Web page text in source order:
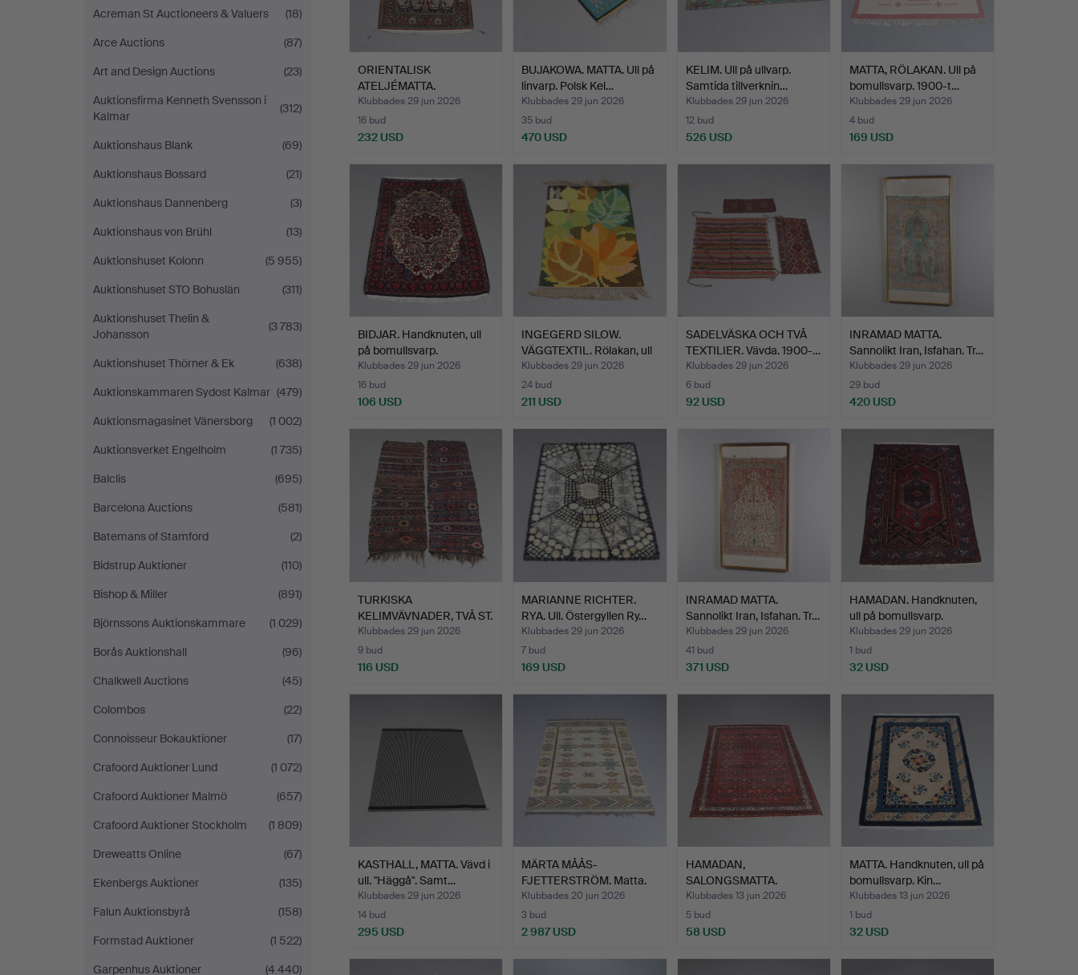
Acreman St Auctioneers & Valuers
(18)
Arce Auctions
(87)
Art and Design Auctions
(23)
Auktionsfirma Kenneth Svensson i
Kalmar
(312)
Auktionshaus Blank
(69)
Auktionshaus Bossard
(21)
Auktionshaus Dannenberg
(3)
Auktionshaus von Brühl
(13)
Auktionshuset Kolonn
(5 955)
Auktionshuset STO Bohuslän
(311)
Auktionshuset Thelin &
Johansson
(3 783)
Auktionshuset Thörner & Ek
(638)
Auktionskammaren Sydost Kalmar (479)
Auktionsmagasinet Vänersborg
(1 002)
Auktionsverket Engelholm
(1 735)
Balclis
(695)
Barcelona Auctions
(581)
Batemans of Stamford
(2)
Bidstrup Auktioner
(110)
Bishop & Miller
(891)
Björnssons Auktionskammare
(1 029)
Borås Auktionshall
(96)
Chalkwell Auctions
(45)
Colombos
(22)
Connoisseur Bokauktioner
(17)
Crafoord Auktioner Lund
(1 072)
Crafoord Auktioner Malmö
(657)
Crafoord Auktioner Stockholm
(1 809)
Dreweatts Online
(67)
Ekenbergs Auktioner
(135)
Falun Auktionsbyrå
(158)
Formstad Auktioner
(1 522)
Garpenhus Auktioner
(4 440)
ORIENTALISK
ATELJÉMATTA.
Handknuten, silke…
Klubbades 29 jun 2026
16 bud
232 USD
BUJAKOWA. MATTA. Ull på
linvarp. Polsk Kel…
Klubbades 29 jun 2026
35 bud
470 USD
KELIM. Ull på ullvarp.
Samtida tillverknin…
Klubbades 29 jun 2026
12 bud
526 USD
MATTA, RÖLAKAN. Ull på
bomullsvarp. 1900-t…
Klubbades 29 jun 2026
4 bud
169 USD
BIDJAR. Handknuten, ull
på bomullsvarp.
Klubbades 29 jun 2026
16 bud
106 USD
INGEGERD SILOW.
VÄGGTEXTIL. Rölakan, ull
p…
Klubbades 29 jun 2026
24 bud
211 USD
SADELVÄSKA OCH TVÅ
TEXTILIER. Vävda. 1900-…
Klubbades 29 jun 2026
6 bud
92 USD
INRAMAD MATTA.
Sannolikt Iran, Isfahan. Tr…
Klubbades 29 jun 2026
29 bud
420 USD
TURKISKA
KELIMVÄVNADER, TVÅ ST.
Ull på ull…
Klubbades 29 jun 2026
9 bud
116 USD
MARIANNE RICHTER.
RYA. Ull. Östergyllen Ry…
Klubbades 29 jun 2026
7 bud
169 USD
INRAMAD MATTA.
Sannolikt Iran, Isfahan. Tr…
Klubbades 29 jun 2026
41 bud
371 USD
HAMADAN. Handknuten,
ull på bomullsvarp.
Klubbades 29 jun 2026
1 bud
32 USD
KASTHALL, MATTA. Vävd i
ull. "Häggå". Samt…
Klubbades 29 jun 2026
14 bud
295 USD
MÄRTA MÅÅS-
FJETTERSTRÖM. Matta.
Rölakan. U…
Klubbades 20 jun 2026
3 bud
2 987 USD
HAMADAN,
SALONGSMATTA.
Handknuten, ull på …
Klubbades 13 jun 2026
5 bud
58 USD
MATTA. Handknuten, ull på
bomullsvarp. Kin…
Klubbades 13 jun 2026
1 bud
32 USD